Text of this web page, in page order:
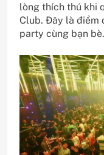
lòng thích thú khi
Club. Đây là điểm
party cùng bạn bè.